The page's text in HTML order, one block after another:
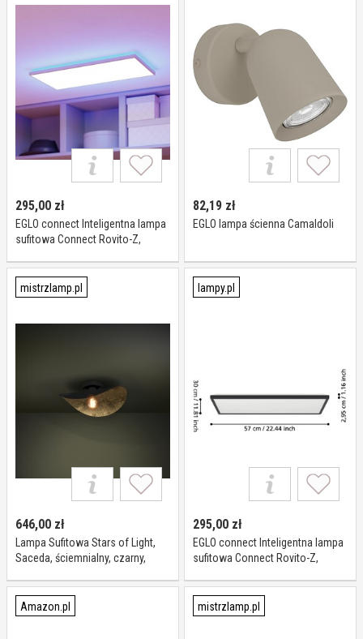
295,00 zł
EGLO connect Inteligentna lampa
sufitowa Connect Rovito-Z,
opal, salon / jadalnia, tworzywo
sztuczne
82,19 zł
EGLO lampa ścienna Camaldoli
mistrzlamp.pl
646,00 zł
Lampa Sufitowa Stars of Light,
Saceda, ściemnialny, czarny,
lampy.pl
295,00 zł
EGLO connect Inteligentna lampa
sufitowa Connect Rovito-Z,
salon / jadalnia, tworzywo
sztuczne
Amazon.pl mistrzlamp.pl